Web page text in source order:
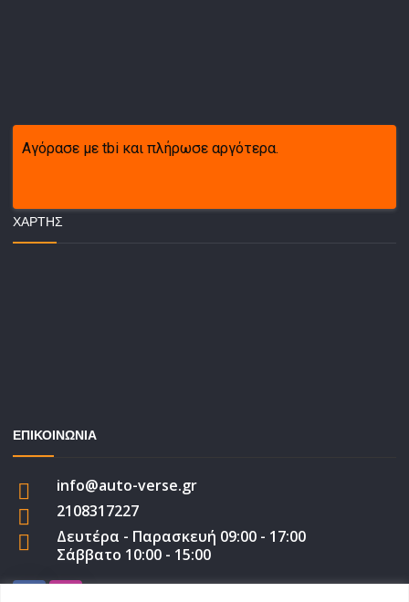
Αγόρασε με tbi και πλήρωσε αργότερα.
ΧΆΡΤΗΣ
ΕΠΙΚΟΙΝΩΝΙΑ
info@auto-verse.gr
2108317227
Δευτέρα - Παρασκευή 09:00 - 17:00
Σάββατο 10:00 - 15:00